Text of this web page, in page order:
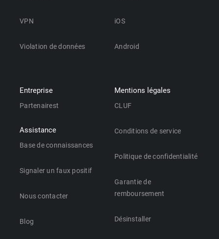
VPN
Violation de données
iOS
Android
Entreprise
Partenairest
Assistance
Base de connaissances
Signaler un faux positif
Nous contacter
Blog
Mentions légales
CLUF
Conditions de service
Politique de confidentialité
Garantie de
remboursement
Désinstaller